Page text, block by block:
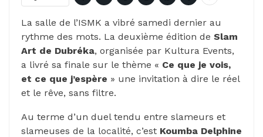
La salle de l’ISMK a vibré samedi dernier au
rythme des mots. La deuxième édition de Slam
Art de Dubréka, organisée par Kultura Events,
a livré sa finale sur le thème « Ce que je vois,
et ce que j’espère » une invitation à dire le réel
et le rêve, sans filtre.
Au terme d’un duel tendu entre slameurs et
slameuses de la localité, c’est Koumba Delphine